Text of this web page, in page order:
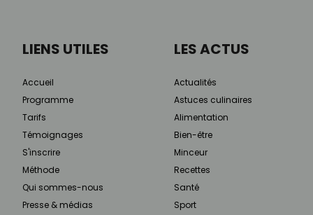
LIENS UTILES
Accueil
Programme
Tarifs
Témoignages
S'inscrire
Méthode
Qui sommes-nous
Presse & médias
LES ACTUS
Actualités
Astuces culinaires
Alimentation
Bien-être
Minceur
Recettes
Santé
Sport